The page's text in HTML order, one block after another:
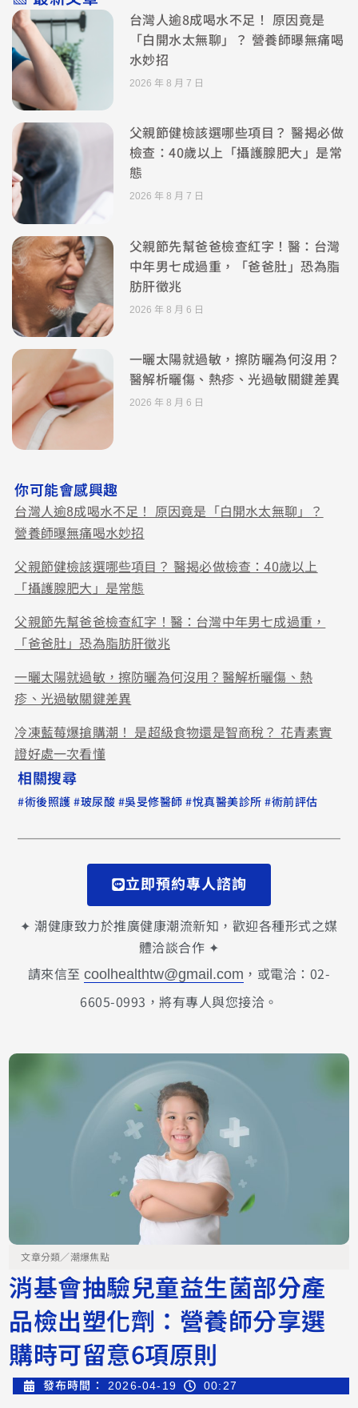
台灣人逾8成喝水不足！ 原因竟是
「白開水太無聊」？ 營養師曝無痛喝
水妙招
2026 年 8 月 7 日
父親節健檢該選哪些項目？ 醫揭必做
檢查：40歲以上「攝護腺肥大」是常
態
2026 年 8 月 7 日
父親節先幫爸爸檢查紅字！醫：台灣
中年男七成過重，「爸爸肚」恐為脂
肪肝徵兆
2026 年 8 月 6 日
一曬太陽就過敏，擦防曬為何沒用？
醫解析曬傷、熱疹、光過敏關鍵差異
2026 年 8 月 6 日
你可能會感興趣
台灣人逾8成喝水不足！ 原因竟是「白開水太無聊」？
營養師曝無痛喝水妙招
父親節健檢該選哪些項目？ 醫揭必做檢查：40歲以上
「攝護腺肥大」是常態
父親節先幫爸爸檢查紅字！醫：台灣中年男七成過重，
「爸爸肚」恐為脂肪肝徵兆
一曬太陽就過敏，擦防曬為何沒用？醫解析曬傷、熱
疹、光過敏關鍵差異
冷凍藍莓爆搶購潮！ 是超級食物還是智商稅？ 花青素實
證好處一次看懂
相關搜尋
#術後照護 #玻尿酸 #吳旻修醫師 #悅真醫美診所 #術前評估
立即預約專人諮詢
✦ 潮健康致力於推廣健康潮流新知，歡迎各種形式之媒
體洽談合作 ✦
請來信至coolhealthtw@gmail.com ，或電洽：02-
6605-0993，將有專人與您接洽。
文章分類／潮爆焦點
消基會抽驗兒童益生菌部分產
品檢出塑化劑：營養師分享選
購時可留意6項原則
發布時間： 2026-04-19 00:27